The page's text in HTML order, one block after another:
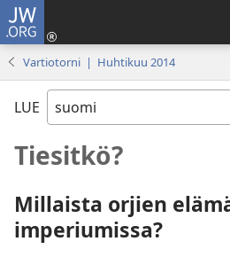
JW.ORG
Vartiotorni | Huhtikuu 2014
LUE
Tiesitkö?
Millaista orjien
imperiumissa?